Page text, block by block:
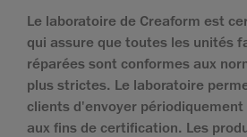
Le laboratoire de Creaform est
qui assure que toutes les unités
réparées sont conformes aux
plus strictes. Le laboratoire
clients d'envoyer
aux fins de certification. Les